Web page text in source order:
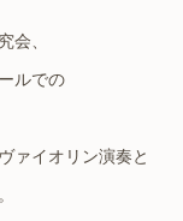
会、
ルでの
ァイオリン演奏と